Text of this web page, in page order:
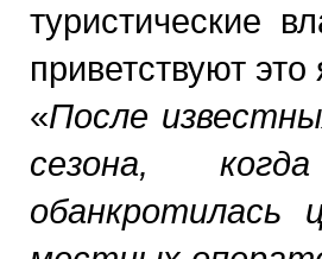
туристические
приветствуют
«После
сезона,
обанкротилась